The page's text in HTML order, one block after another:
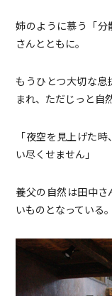
姉のように慕う「
さんとともに。
もうひとつ大切な
まれ、ただじっと自
「夜空を見上げた
い尽くせません」
養父の自然は田中
いものとなっている。